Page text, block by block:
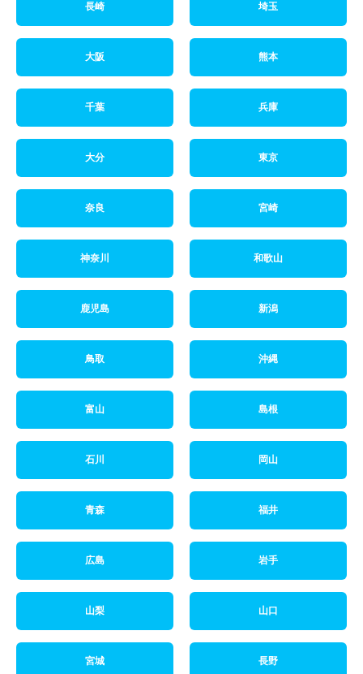
長崎 埼玉
大阪 熊本
千葉 兵庫
大分 東京
奈良 宮崎
神奈川 和歌山
鹿児島 新潟
鳥取 沖縄
富山 島根
石川 岡山
青森 福井
広島 岩手
山梨 山口
宮城 長野